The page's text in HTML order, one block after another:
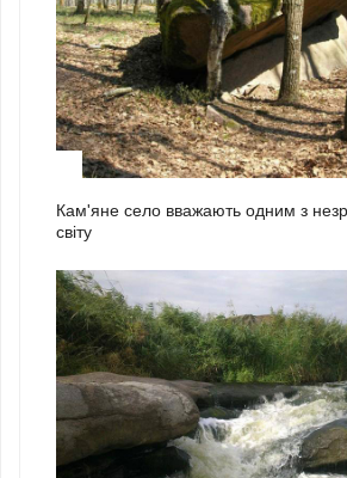
Кам'яне село вважають одним з
світу